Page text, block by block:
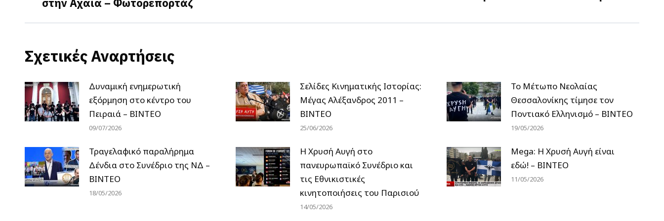
Σχετικές Αναρτήσεις
Δυναμική ενημερωτική
εξόρμηση στο κέντρο του
Πειραιά – ΒΙΝΤΕΟ
09/07/2026
Σελίδες Κινηματικής Ιστορίας:
Μέγας Αλέξανδρος 2011 –
ΒΙΝΤΕΟ
25/06/2026
Το Μέτωπο Νεολαίας
Θεσσαλονίκης τίμησε τον
Ποντιακό Ελληνισμό – ΒΙΝΤΕΟ
19/05/2026
Τραγελαφικό παραλήρημα
Δένδια στο Συνέδριο της ΝΔ –
ΒΙΝΤΕΟ
18/05/2026
Η Χρυσή Αυγή στο
πανευρωπαϊκό Συνέδριο και
τις Εθνικιστικές
κινητοποιήσεις του Παρισιού
14/05/2026
Mega: Η Χρυσή Αυγή είναι
εδώ! – ΒΙΝΤΕΟ
11/05/2026